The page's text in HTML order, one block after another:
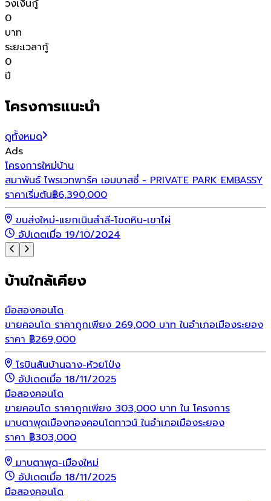
วงเงินกู้
0
บาท
ระยะเวลากู้
0
ปี
โครงการแนะนำ
ดูทั้งหมด
Ads
โครงการใหม่บ้าน
สมาพันธ์ ไพรเวทพาร์ค เอมบาสซี่ - PRIVATE PARK EMBASSY
ราคาเริ่มต้น฿6,390,000
ขนส่งใหม่-แยกเนินสำลี-โขดหิน-เขาไผ่
อัปเดตเมื่อ 19/10/2024
บ้านใกล้เคียง
มือสองคอนโด
ขายคอนโด ราคาถูกเพียง 269,000 บาท ในอำเภอเมืองระยอง
ราคา ฿269,000
โรบินสันบ้านฉาง-ห้วยโป่ง
อัปเดตเมื่อ 18/11/2025
มือสองคอนโด
ขายคอนโด ราคาถูกเพียง 303,000 บาท ใน โครงการ
มาบตาพุดเมืองทองคอนโดทาวน์ ในอำเภอเมืองระยอง
ราคา ฿303,000
มาบตาพุด-เมืองใหม่
อัปเดตเมื่อ 18/11/2025
มือสองคอนโด